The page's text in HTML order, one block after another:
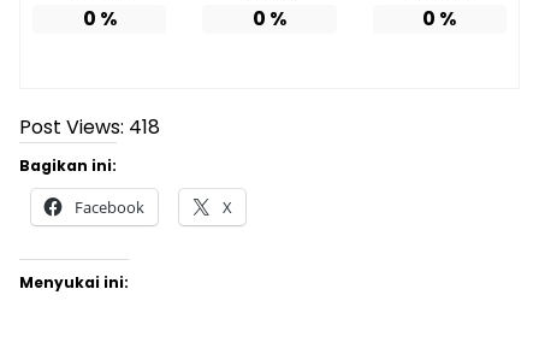
0 % 0 % 0 %
Post Views: 418
Bagikan ini:
Facebook X
Menyukai ini: